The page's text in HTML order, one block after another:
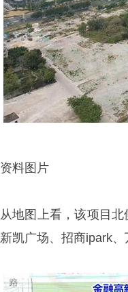
资料图片
从地图上看，该项目
新凯广场、招商ipark、